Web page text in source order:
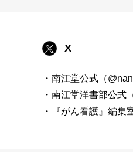
X
・南江堂公式（
・南江堂洋書部公式
・『がん看護』編集